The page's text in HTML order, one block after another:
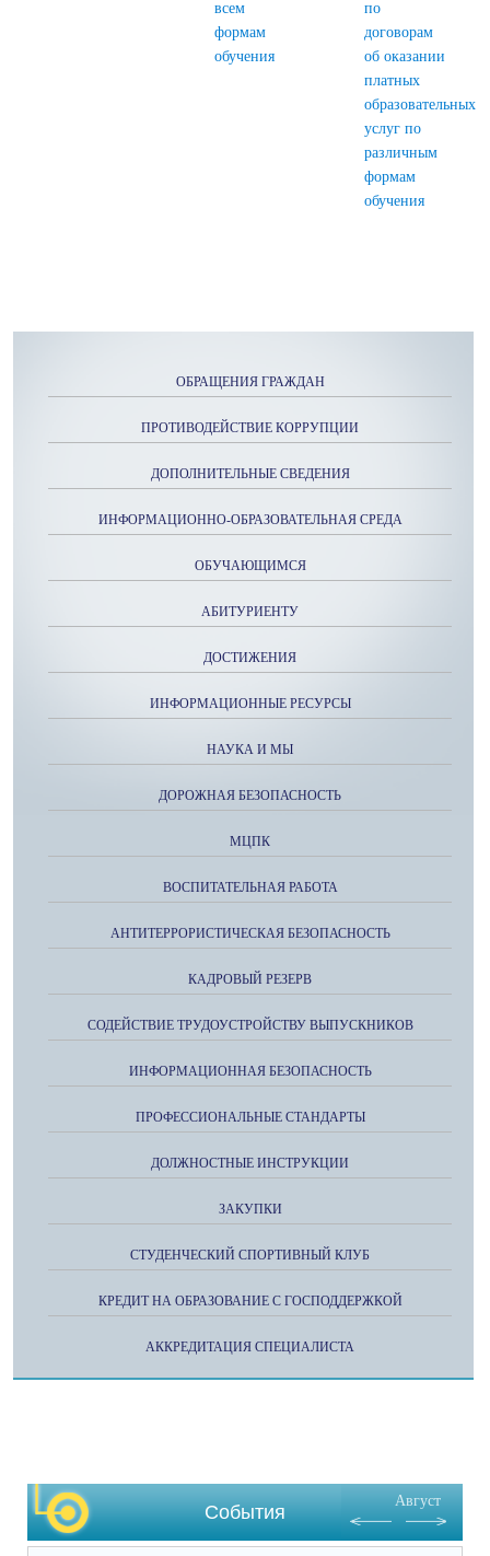
всем
формам
обучения
по
договорам
об оказании
платных
образовательных
услуг по
различным
формам
обучения
ОБРАЩЕНИЯ ГРАЖДАН
ПРОТИВОДЕЙСТВИЕ КОРРУПЦИИ
ДОПОЛНИТЕЛЬНЫЕ СВЕДЕНИЯ
ИНФОРМАЦИОННО-ОБРАЗОВАТЕЛЬНАЯ СРЕДА
ОБУЧАЮЩИМСЯ
АБИТУРИЕНТУ
ДОСТИЖЕНИЯ
ИНФОРМАЦИОННЫЕ РЕСУРСЫ
НАУКА И МЫ
ДОРОЖНАЯ БЕЗОПАСНОСТЬ
МЦПК
ВОСПИТАТЕЛЬНАЯ РАБОТА
АНТИТЕРРОРИСТИЧЕСКАЯ БЕЗОПАСНОСТЬ
КАДРОВЫЙ РЕЗЕРВ
СОДЕЙСТВИЕ ТРУДОУСТРОЙСТВУ ВЫПУСКНИКОВ
ИНФОРМАЦИОННАЯ БЕЗОПАСНОСТЬ
ПРОФЕССИОНАЛЬНЫЕ СТАНДАРТЫ
ДОЛЖНОСТНЫЕ ИНСТРУКЦИИ
ЗАКУПКИ
СТУДЕНЧЕСКИЙ СПОРТИВНЫЙ КЛУБ
КРЕДИТ НА ОБРАЗОВАНИЕ С ГОСПОДДЕРЖКОЙ
АККРЕДИТАЦИЯ СПЕЦИАЛИСТА
События
Август